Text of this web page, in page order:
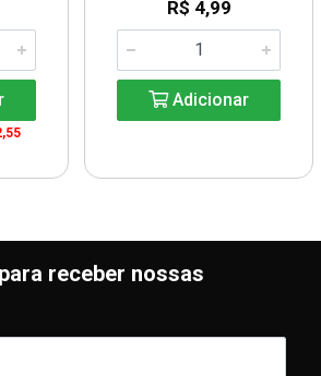
R$ 4,99
Adicionar
receber nossas